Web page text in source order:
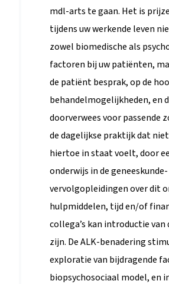
mdl-arts te gaan. Het is
tijdens uw werkende leven
zowel biomedische als
factoren bij uw patiënten,
de patiënt besprak, op de
behandelmogelijkheden, en
doorverwees voor passende
de dagelijkse praktijk dat
hiertoe in staat voelt, door
onderwijs in de
vervolgopleidingen over dit
hulpmiddelen, tijd en/of
collega’s kan introductie
zijn. De ALK-benadering
exploratie van bijdragende
biopsychosociaal model, en